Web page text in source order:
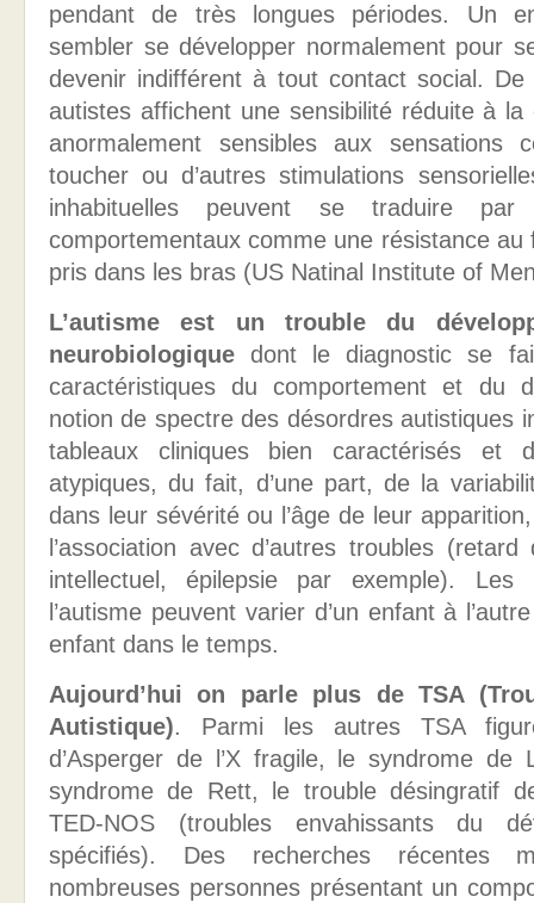
pendant de très longues périodes. Un
sembler se développer normalement pour
devenir indifférent à tout contact social. De
autistes affichent une sensibilité réduite à la
anormalement sensibles aux sensations
toucher ou d’autres stimulations
inhabituelles peuvent se traduire par
comportementaux comme une résistance au
pris dans les bras (US Natinal Institute of
L’autisme est un trouble du
neurobiologique dont le diagnostic se
caractéristiques du comportement et du
notion de spectre des désordres autistiques
tableaux cliniques bien caractérisés et
atypiques, du fait, d’une part, de la
dans leur sévérité ou l’âge de leur
l’association avec d’autres troubles
intellectuel, épilepsie par exemple). Les
l’autisme peuvent varier d’un enfant à
enfant dans le temps.
Aujourd’hui on parle plus de TSA
Autistique). Parmi les autres TSA
d’Asperger de l’X fragile, le syndrome de
syndrome de Rett, le trouble désingratif
TED-NOS (troubles envahissants du
spécifiés). Des recherches récentes
nombreuses personnes présentant un